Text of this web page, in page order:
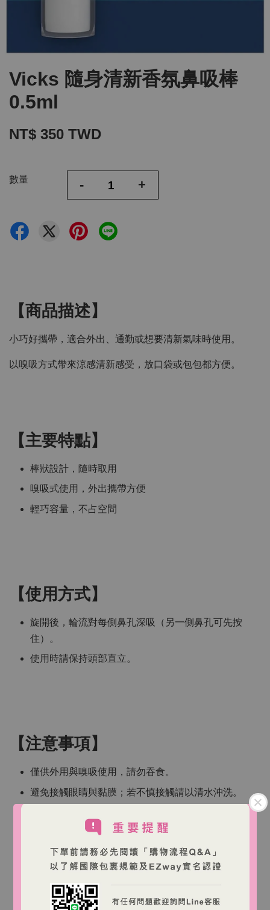
Vicks 隨身清新香氛鼻吸棒
0.5ml
NT$ 350 TWD
數量 - +
【商品描述】
小巧好攜帶，適合外出、通勤或想要清新氣味時使用。
以嗅吸方式帶來涼感清新感受，放口袋或包包都方便。
【主要特點】
棒狀設計，隨時取用
嗅吸式使用，外出攜帶方便
輕巧容量，不占空間
【使用方式】
旋開後，輪流對每側鼻孔深吸（另一側鼻孔可先按
住）。
使用時請保持頭部直立。
【注意事項】
僅供外用與嗅吸使用，請勿吞食。
避免接觸眼睛與黏膜；若不慎接觸請以清水沖洗。
若對成分過敏請勿使用；如不適或狀況持續/加重，請
停止使用並諮詢專業人士。
請置於兒童無法取得處，並依外包裝標示使用。
【海外跨境購物說明】